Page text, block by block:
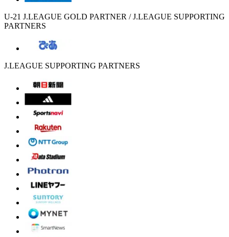
U-21 J.LEAGUE GOLD PARTNER / J.LEAGUE SUPPORTING
PARTNERS
J.LEAGUE SUPPORTING PARTNERS